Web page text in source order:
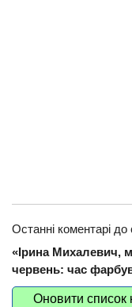
Останні коментарі до
«Ірина Михалевич,
червень: час
Оновити список